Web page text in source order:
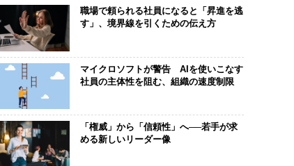
職場で頼られる社員になると「昇進を逃
す」、境界線を引くための伝え方
マイクロソフトが警告 AIを使いこなす
社員の主体性を阻む、組織の速度制限
「権威」から「信頼性」へ──若手が求
める新しいリーダー像